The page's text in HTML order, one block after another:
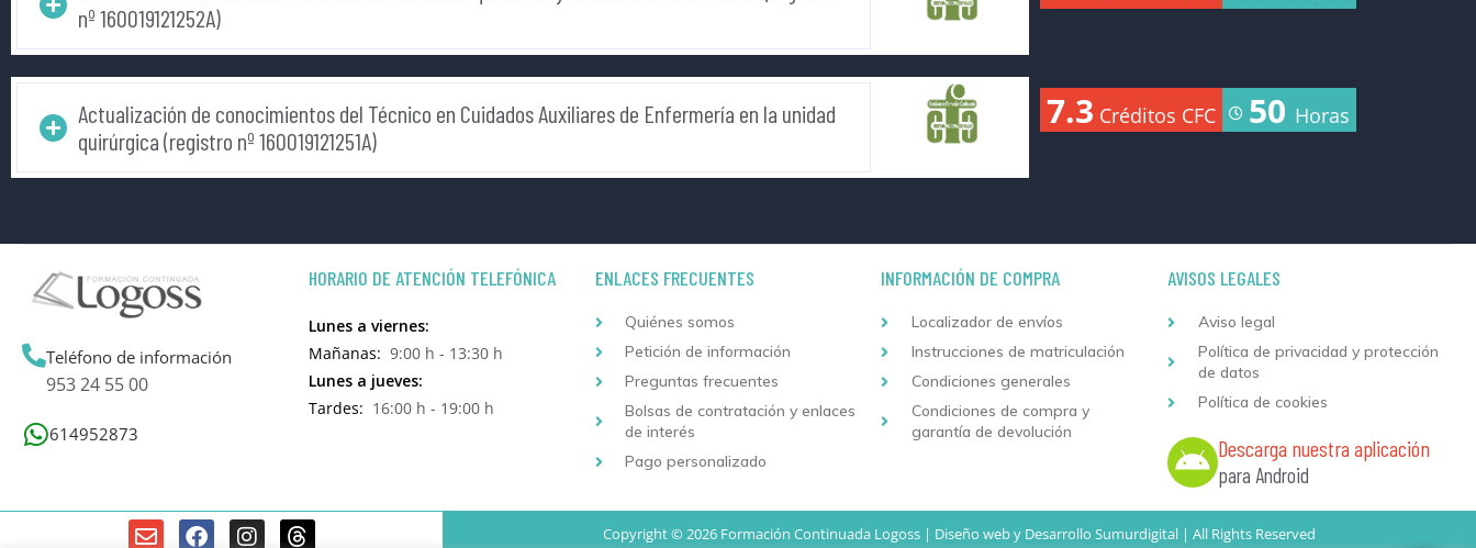
nº 160019121252A)
Actualización de conocimientos del Técnico en Cuidados Auxiliares de Enfermería en la unidad
quirúrgica (registro nº 160019121251A)
7.3 Créditos CFC 50 Horas
Teléfono de información
953 24 55 00
614952873
HORARIO DE ATENCIÓN TELEFÓNICA
Lunes a viernes:
Mañanas: 9:00 h - 13:30 h
Lunes a jueves:
Tardes: 16:00 h - 19:00 h
ENLACES FRECUENTES
Quiénes somos
Petición de información
Preguntas frecuentes
Bolsas de contratación y enlaces
de interés
Pago personalizado
INFORMACIÓN DE COMPRA
Localizador de envíos
Instrucciones de matriculación
Condiciones generales
Condiciones de compra y
garantía de devolución
AVISOS LEGALES
Aviso legal
Política de privacidad y protección
de datos
Política de cookies
Descarga nuestra aplicación
para Android
Copyright © 2026 Formación Continuada Logoss | Diseño weby Desarrollo Sumurdigital | All Rights Reserved